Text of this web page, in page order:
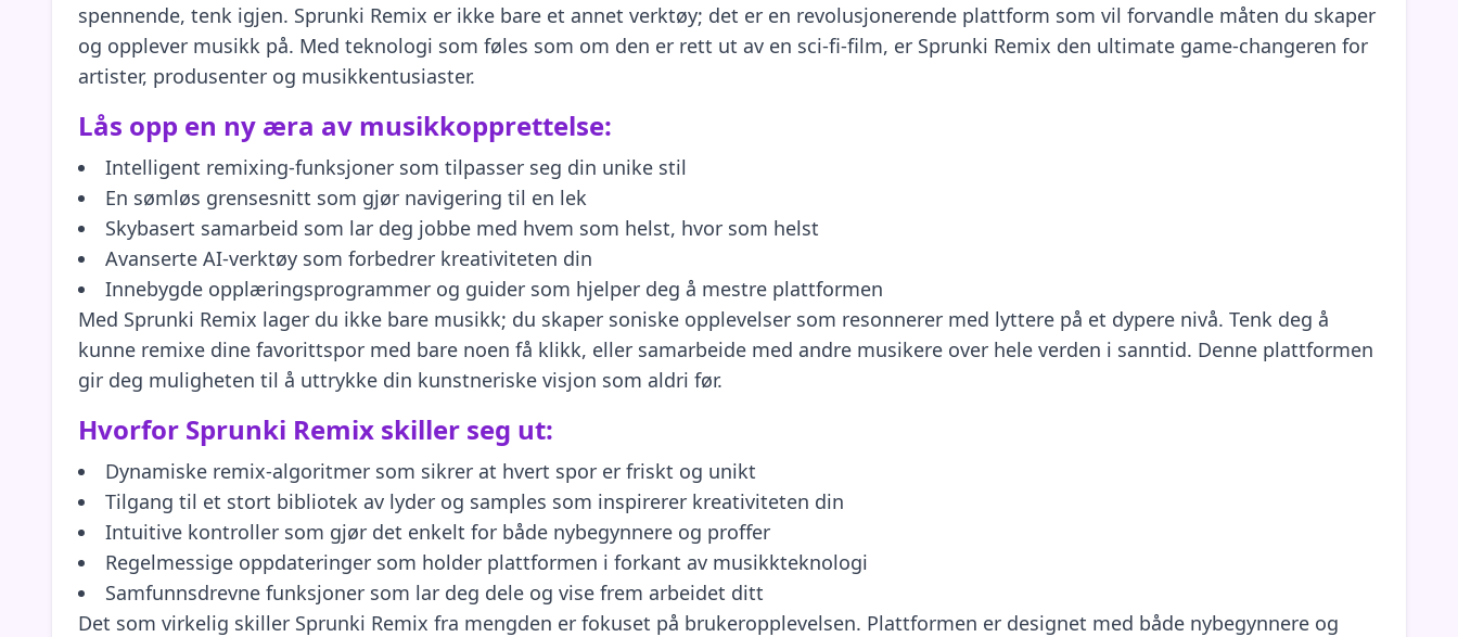
spennende, tenk igjen. Sprunki Remix er ikke bare et annet verktøy; det er en revolusjonerende plattform som vil forvandle måten du skaper
og opplever musikk på. Med teknologi som føles som om den er rett ut av en sci-fi-film, er Sprunki Remix den ultimate game-changeren for
artister, produsenter og musikkentusiaster.
Lås opp en ny æra av musikkopprettelse:
Intelligent remixing-funksjoner som tilpasser seg din unike stil
En sømløs grensesnitt som gjør navigering til en lek
Skybasert samarbeid som lar deg jobbe med hvem som helst, hvor som helst
Avanserte AI-verktøy som forbedrer kreativiteten din
Innebygde opplæringsprogrammer og guider som hjelper deg å mestre plattformen
Med Sprunki Remix lager du ikke bare musikk; du skaper soniske opplevelser som resonnerer med lyttere på et dypere nivå. Tenk deg å
kunne remixe dine favorittspor med bare noen få klikk, eller samarbeide med andre musikere over hele verden i sanntid. Denne plattformen
gir deg muligheten til å uttrykke din kunstneriske visjon som aldri før.
Hvorfor Sprunki Remix skiller seg ut:
Dynamiske remix-algoritmer som sikrer at hvert spor er friskt og unikt
Tilgang til et stort bibliotek av lyder og samples som inspirerer kreativiteten din
Intuitive kontroller som gjør det enkelt for både nybegynnere og proffer
Regelmessige oppdateringer som holder plattformen i forkant av musikkteknologi
Samfunnsdrevne funksjoner som lar deg dele og vise frem arbeidet ditt
Det som virkelig skiller Sprunki Remix fra mengden er fokuset på brukeropplevelsen. Plattformen er designet med både nybegynnere og